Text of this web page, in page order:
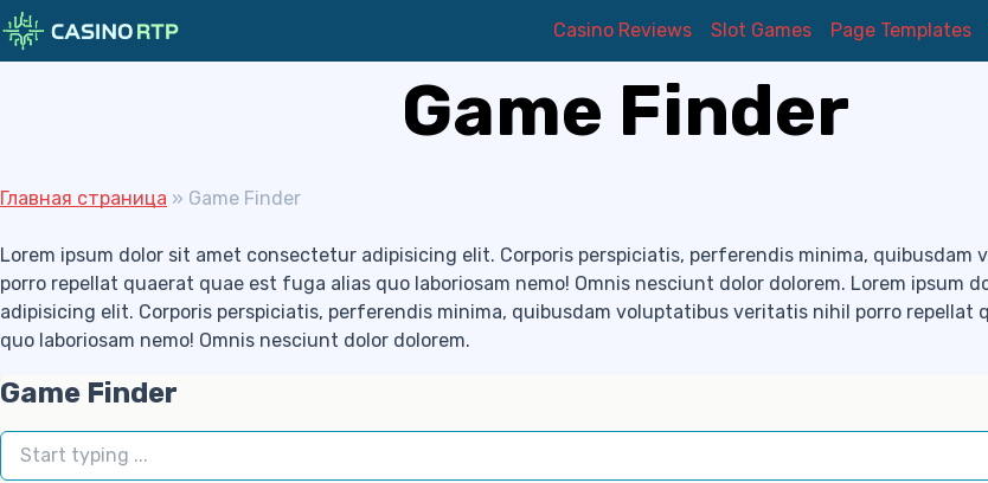
Casino Reviews Slot Games Page Templates
Game Finder
Главная страница » Game Finder
Lorem ipsum dolor sit amet consectetur adipisicing elit. Corporis perspiciatis, perferendis minima,
porro repellat quaerat quae est fuga alias quo laboriosam nemo! Omnis nesciunt dolor dolorem. Lorem ipsum
adipisicing elit. Corporis perspiciatis, perferendis minima, quibusdam voluptatibus veritatis nihil porro repellat
quo laboriosam nemo! Omnis nesciunt dolor dolorem.
Game Finder